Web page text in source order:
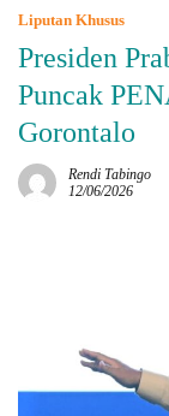
Liputan Khusus
Presiden
Puncak
Gorontalo
Rendi Tabingo
12/06/2026